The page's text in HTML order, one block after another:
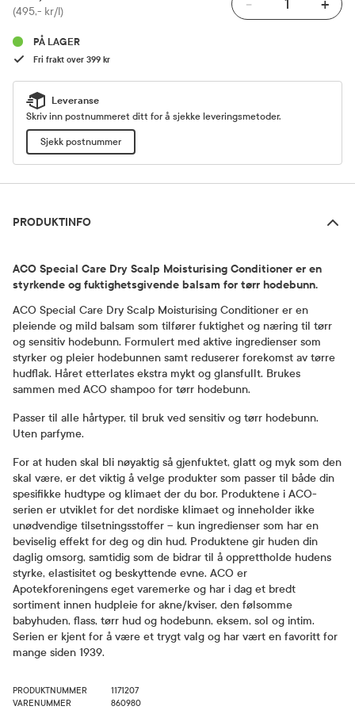
Pris
(495,- kr/l) - +
PÅ LAGER
Fri frakt over 399 kr
Leveranse
Skriv inn postnummeret ditt for å sjekke leveringsmetoder.
Sjekk postnummer
PRODUKTINFO
ACO Special Care Dry Scalp Moisturising Conditioner er en
styrkende og fuktighetsgivende balsam for tørr hodebunn.
ACO Special Care Dry Scalp Moisturising Conditioner er en
pleiende og mild balsam som tilfører fuktighet og næring til tørr
og sensitiv hodebunn. Formulert med aktive ingredienser som
styrker og pleier hodebunnen samt reduserer forekomst av tørre
hudflak. Håret etterlates ekstra mykt og glansfullt. Brukes
sammen med ACO shampoo for tørr hodebunn.
Passer til alle hårtyper, til bruk ved sensitiv og tørr hodebunn.
Uten parfyme.
For at huden skal bli nøyaktig så gjenfuktet, glatt og myk som den
skal være, er det viktig å velge produkter som passer til både din
spesifikke hudtype og klimaet der du bor. Produktene i ACO-
serien er utviklet for det nordiske klimaet og inneholder ikke
unødvendige tilsetningsstoffer – kun ingredienser som har en
beviselig effekt for deg og din hud. Produktene gir huden din
daglig omsorg, samtidig som de bidrar til å opprettholde hudens
styrke, elastisitet og beskyttende evne. ACO er
Apotekforeningens eget varemerke og har i dag et bredt
sortiment innen hudpleie for akne/kviser, den følsomme
babyhuden, flass, tørr hud og hodebunn, eksem, sol og intim.
Serien er kjent for å være et trygt valg og har vært en favoritt for
mange siden 1939.
PRODUKTNUMMER
1171207
VARENUMMER
860980